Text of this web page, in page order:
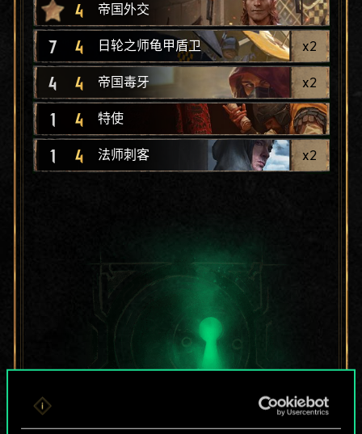
4 帝国外交
7 4 日轮之师龟甲盾卫 x2
4 4 帝国毒牙 x2
1 4 特使
1 4 法师刺客 x2